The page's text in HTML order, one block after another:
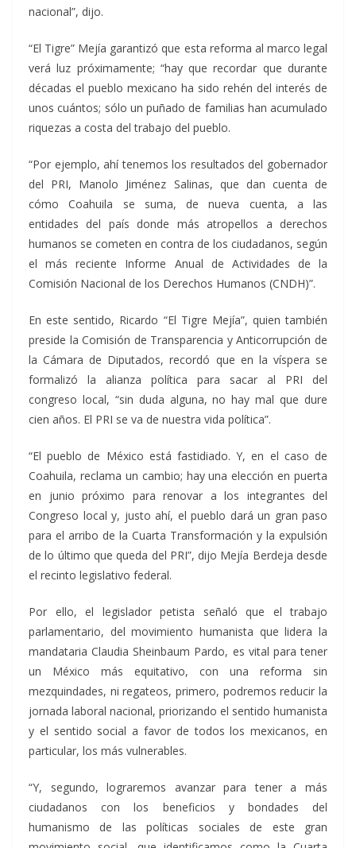
nacional”, dijo.
“El Tigre” Mejía garantizó que esta reforma al marco legal
verá luz próximamente; “hay que recordar que durante
décadas el pueblo mexicano ha sido rehén del interés de
unos cuántos; sólo un puñado de familias han acumulado
riquezas a costa del trabajo del pueblo.
“Por ejemplo, ahí tenemos los resultados del gobernador
del PRI, Manolo Jiménez Salinas, que dan cuenta de
cómo Coahuila se suma, de nueva cuenta, a las
entidades del país donde más atropellos a derechos
humanos se cometen en contra de los ciudadanos, según
el más reciente Informe Anual de Actividades de la
Comisión Nacional de los Derechos Humanos (CNDH)”.
En este sentido, Ricardo “El Tigre Mejía”, quien también
preside la Comisión de Transparencia y Anticorrupción de
la Cámara de Diputados, recordó que en la víspera se
formalizó la alianza política para sacar al PRI del
congreso local, “sin duda alguna, no hay mal que dure
cien años. El PRI se va de nuestra vida política”.
“El pueblo de México está fastidiado. Y, en el caso de
Coahuila, reclama un cambio; hay una elección en puerta
en junio próximo para renovar a los integrantes del
Congreso local y, justo ahí, el pueblo dará un gran paso
para el arribo de la Cuarta Transformación y la expulsión
de lo último que queda del PRI”, dijo Mejía Berdeja desde
el recinto legislativo federal.
Por ello, el legislador petista señaló que el trabajo
parlamentario, del movimiento humanista que lidera la
mandataria Claudia Sheinbaum Pardo, es vital para tener
un México más equitativo, con una reforma sin
mezquindades, ni regateos, primero, podremos reducir la
jornada laboral nacional, priorizando el sentido humanista
y el sentido social a favor de todos los mexicanos, en
particular, los más vulnerables.
“Y, segundo, lograremos avanzar para tener a más
ciudadanos con los beneficios y bondades del
humanismo de las políticas sociales de este gran